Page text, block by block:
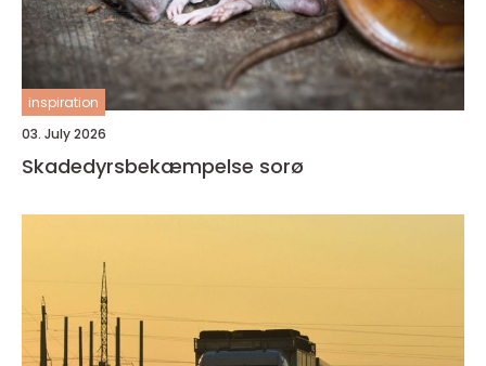
inspiration
03. July 2026
Skadedyrsbekæmpelse sorø